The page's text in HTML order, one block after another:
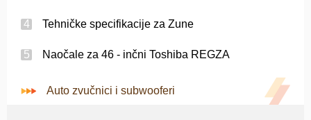
Tehničke specifikacije za Zune
Naočale za 46 - inčni Toshiba REGZA
Auto zvučnici i subwooferi